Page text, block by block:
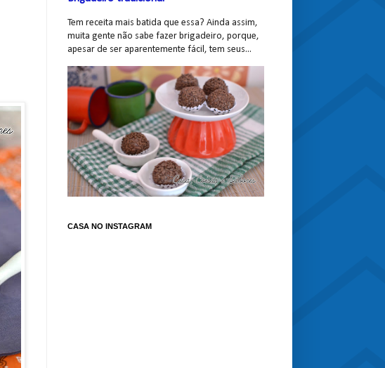
Tem receita mais batida que essa? Ainda assim,
muita gente não sabe fazer brigadeiro, porque,
apesar de ser aparentemente fácil, tem seus...
CASA NO INSTAGRAM